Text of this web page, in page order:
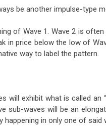
be another impulse-type
of Wave 1. Wave 2 is
in price below the low of
way to label the pattern.
will exhibit what is called an
sub-waves will be an
happening in only one of said